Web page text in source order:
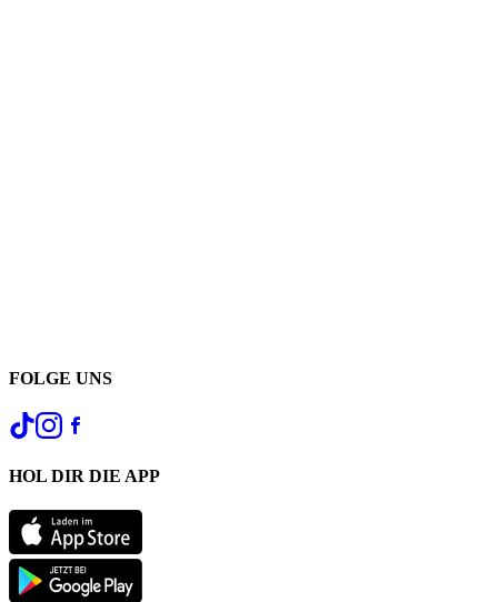
FOLGE UNS
HOL DIR DIE APP